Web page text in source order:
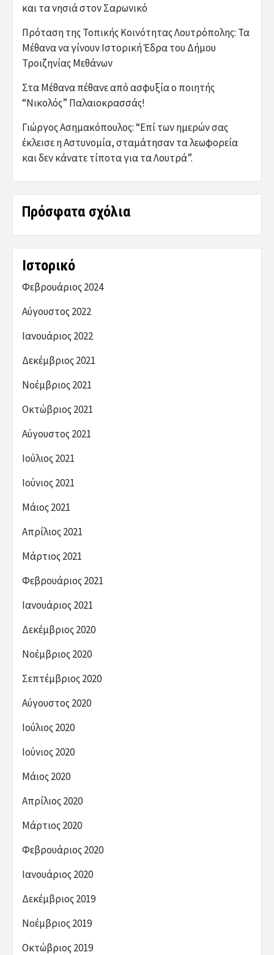
και τα νησιά στον Σαρωνικό
Πρόταση της Τοπικής Κοινότητας Λουτρόπολης: Τα
Μέθανα να γίνουν Ιστορική Έδρα του Δήμου
Τροιζηνίας Μεθάνων
Στα Μέθανα πέθανε από ασφυξία ο ποιητής
“Νικολός” Παλαιοκρασσάς!
Γιώργος Ασημακόπουλος: “Επί των ημερών σας
έκλεισε η Αστυνομία, σταμάτησαν τα λεωφορεία
και δεν κάνατε τίποτα για τα Λουτρά”.
Πρόσφατα σχόλια
Ιστορικό
Φεβρουάριος 2024
Αύγουστος 2022
Ιανουάριος 2022
Δεκέμβριος 2021
Νοέμβριος 2021
Οκτώβριος 2021
Αύγουστος 2021
Ιούλιος 2021
Ιούνιος 2021
Μάιος 2021
Απρίλιος 2021
Μάρτιος 2021
Φεβρουάριος 2021
Ιανουάριος 2021
Δεκέμβριος 2020
Νοέμβριος 2020
Σεπτέμβριος 2020
Αύγουστος 2020
Ιούλιος 2020
Ιούνιος 2020
Μάιος 2020
Απρίλιος 2020
Μάρτιος 2020
Φεβρουάριος 2020
Ιανουάριος 2020
Δεκέμβριος 2019
Νοέμβριος 2019
Οκτώβριος 2019